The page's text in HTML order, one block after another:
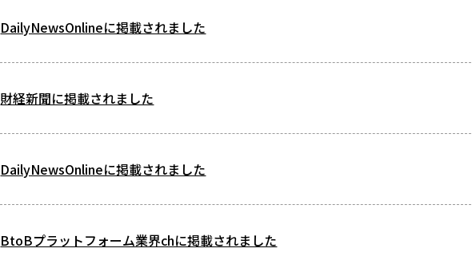
DailyNewsOnlineに掲載されました
財経新聞に掲載されました
DailyNewsOnlineに掲載されました
BtoBプラットフォーム業界chに掲載されました